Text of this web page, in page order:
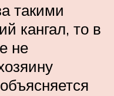
такими
кангал, то в
не